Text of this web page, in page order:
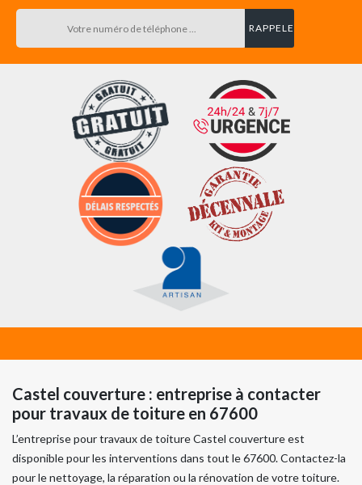
Castel couverture : entreprise à contacter
pour travaux de toiture en 67600
L’entreprise pour travaux de toiture Castel couverture est
disponible pour les interventions dans tout le 67600. Contactez-la
pour le nettoyage, la réparation ou la rénovation de votre toiture.